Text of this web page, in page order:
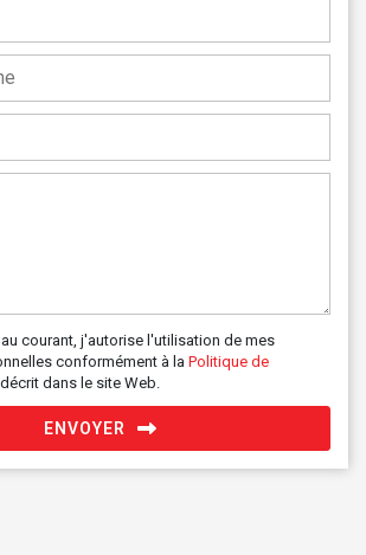
courant, j'autorise l'utilisation de mes
conformément à la Politique de
décrit dans le site Web.
ENVOYER